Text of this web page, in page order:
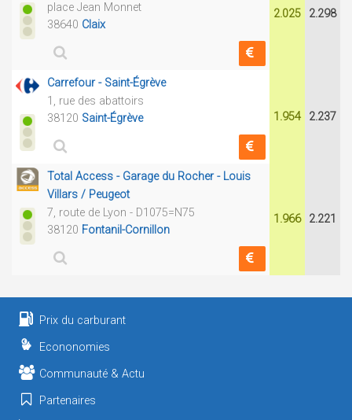
place Jean Monnet
38640 Claix
2.025 2.298
Carrefour - Saint-Égrève
1, rue des abattoirs
38120 Saint-Égrève 1.954 2.237
Total Access - Garage du Rocher - Louis
Villars / Peugeot
7, route de Lyon - D1075=N75
38120 Fontanil-Cornillon
1.966 2.221
Prix du carburant
Econonomies
Communauté & Actu
Partenaires